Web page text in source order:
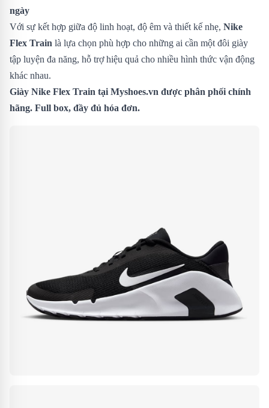
ngày
Với sự kết hợp giữa độ linh hoạt, độ êm và thiết kế nhẹ, Nike
Flex Train là lựa chọn phù hợp cho những ai cần một đôi giày
tập luyện đa năng, hỗ trợ hiệu quả cho nhiều hình thức vận động
khác nhau.
Giày Nike Flex Train tại Myshoes.vn được phân phối chính
hãng. Full box, đầy đủ hóa đơn.